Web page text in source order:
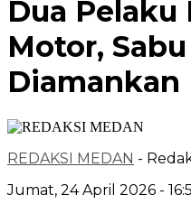
Dua Pelaku
Motor,
Diamankan
REDAKSI MEDAN -
Jumat, 24 April 2026 -